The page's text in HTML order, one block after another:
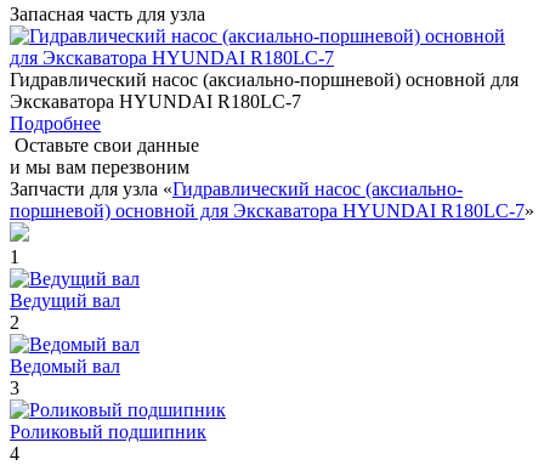
Запасная часть для узла
Гидравлический насос (аксиально-поршневой) основной для
Экскаватора HYUNDAI R180LC-7
Подробнее
Оставьте свои данные
и мы вам перезвоним
Запчасти для узла «Гидравлический насос (аксиально-
поршневой) основной для Экскаватора HYUNDAI R180LC-7»
1
Ведущий вал
2
Ведомый вал
3
Роликовый подшипник
4